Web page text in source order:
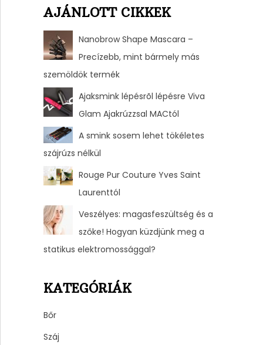
AJÁNLOTT CIKKEK
Nanobrow Shape Mascara –
Precízebb, mint bármely más
szemöldök termék
Ajaksmink lépésrõl lépésre Viva
Glam Ajakrúzzsal MACtól
A smink sosem lehet tökéletes
szájrúzs nélkül
Rouge Pur Couture Yves Saint
Laurenttól
Veszélyes: magasfeszültség és a
szőke! Hogyan küzdjünk meg a
statikus elektromossággal?
KATEGÓRIÁK
Bőr
Száj